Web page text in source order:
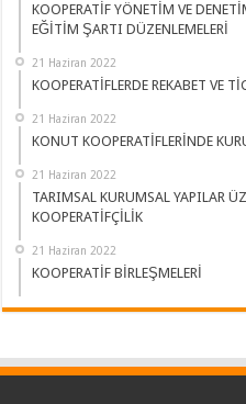
KOOPERATİF YÖNETİM VE
EĞİTİM ŞARTI DÜZENLEMELERİ
21 Haziran 2022
KOOPERATİFLERDE REKABET VE
21 Haziran 2022
KONUT KOOPERATİFLERİNDE
21 Haziran 2022
TARIMSAL KURUMSAL YAPILAR
KOOPERATİFÇİLİK
21 Haziran 2022
KOOPERATİF BİRLEŞMELERİ